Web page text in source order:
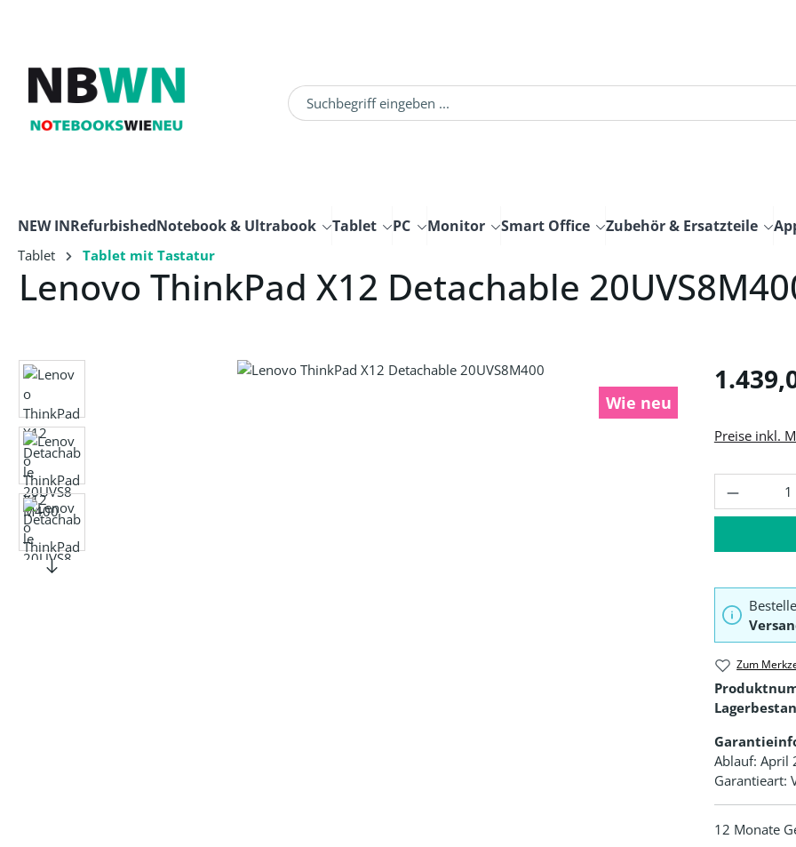
NEW INRefurbishedNotebook & Ultrabook Tablet PC Monitor Smart Office Zubehör & Ersatzteile
Tablet Tablet mit Tastatur
Lenovo ThinkPad X12 Detachable
Bildergalerie überspringen
Wie neu
Regulärer
Preise inkl.
Zum
Ablauf: April
Garantieart:
12 Monate